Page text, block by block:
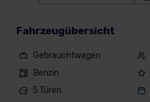
Fahrzeugübersicht
Gebrauchtwagen
Benzin
5 Türen